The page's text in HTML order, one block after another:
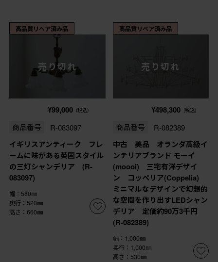
高品質リペア済み品
売り切れ
¥99,000 (税込)
商品番号 R-083097
イギリスアンティーク フレ
ームに味がある英国スタイル
の三灯シャンデリア (R-
083097)
幅：580㎜
奥行：520㎜
高さ：660㎜
高品質リペア済み品
売り切れ
¥498,300 (税込)
商品番号 R-082389
中古 美品 オランダ高級イ
ンテリアブランド モーイ
(moooi) 三宅有洋デザイ
ン コッペリア(Coppelia)
ミニマルなデザインで幻想的
な空間を作り出すLEDシャン
デリア 定価約90万3千円
(R-082389)
幅：1,000㎜
奥行：1,000㎜
高さ：530㎜